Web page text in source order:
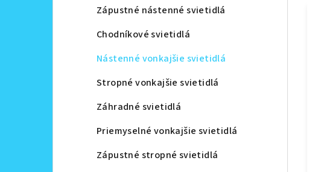
Zápustné nástenné svietidlá
Chodníkové svietidlá
Nástenné vonkajšie svietidlá
Stropné vonkajšie svietidlá
Záhradné svietidlá
Priemyselné vonkajšie svietidlá
Zápustné stropné svietidlá